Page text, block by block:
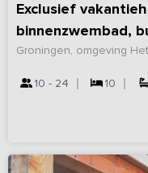
Exclusief
binnenzwembad,
Groningen, omgeving
10 - 24 10